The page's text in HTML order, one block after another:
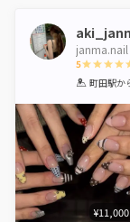
janma.nail
5
1 2 3 4 5
町田駅か
¥11,000